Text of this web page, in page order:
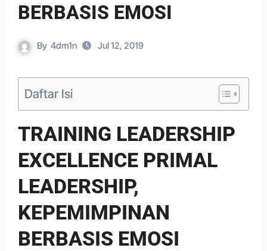
BERBASIS EMOSI
By 4dm1n Jul 12, 2019
Daftar Isi
TRAINING LEADERSHIP
EXCELLENCE PRIMAL
LEADERSHIP,
KEPEMIMPINAN
BERBASIS EMOSI